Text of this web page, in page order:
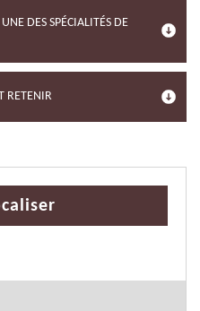
DES SPÉCIALITÉS DE
RETENIR